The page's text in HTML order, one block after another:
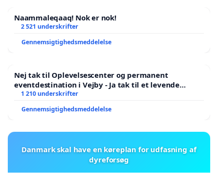
Naammaleqaaq! Nok er nok!
2 521 underskrifter
Gennemsigtighedsmeddelelse
Nej tak til Oplevelsescenter og permanent
eventdestination i Vejby - Ja tak til et levende
lokalområde i balance
1 210 underskrifter
Gennemsigtighedsmeddelelse
Danmark skal have en køreplan for udfasning af
dyreforsøg